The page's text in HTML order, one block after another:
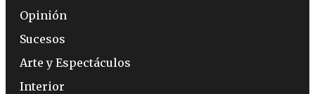
Opinión
Sucesos
Arte y Espectáculos
Interior